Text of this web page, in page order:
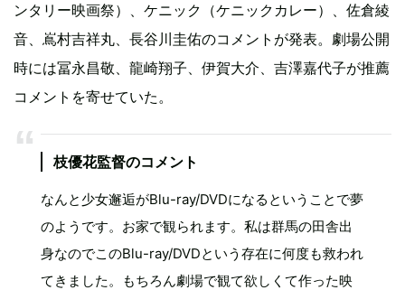
ンタリー映画祭）、ケニック（ケニックカレー）、佐倉綾
音、嶌村吉祥丸、長谷川圭佑のコメントが発表。劇場公開
時には冨永昌敬、龍崎翔子、伊賀大介、吉澤嘉代子が推薦
コメントを寄せていた。
枝優花監督のコメント
なんと少女邂逅がBlu-ray/DVDになるということで夢
のようです。お家で観られます。私は群馬の田舎出
身なのでこのBlu-ray/DVDという存在に何度も救われ
てきました。もちろん劇場で観て欲しくて作った映